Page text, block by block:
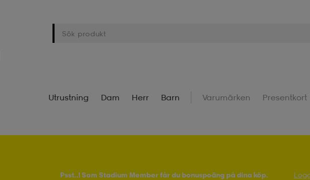
Utrustning Dam Herr Barn Varumärken Presentkort
Psst..! Som Stadium Member får du bonuspoäng på dina köp.